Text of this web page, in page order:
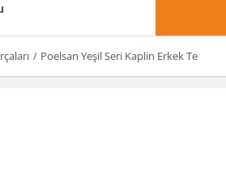
Poelsan Yeşil Seri Kaplin Erkek Te